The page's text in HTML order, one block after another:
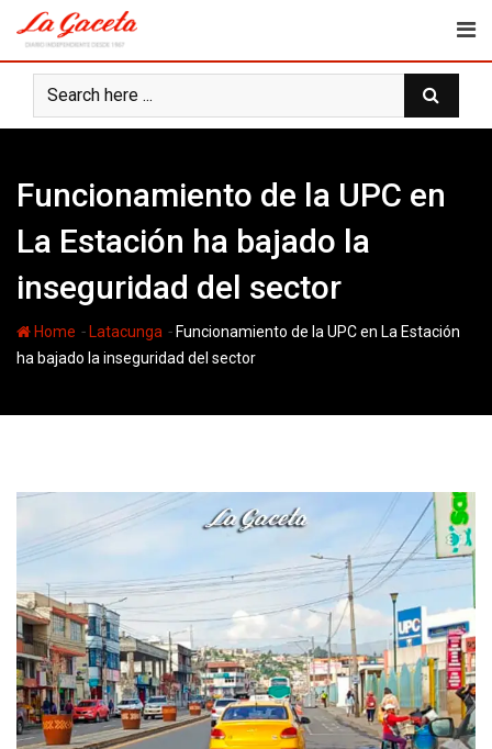
content
Funcionamiento de la UPC en
La Estación ha bajado la
inseguridad del sector
Home - Latacunga - Funcionamiento de la UPC en La Estación
ha bajado la inseguridad del sector